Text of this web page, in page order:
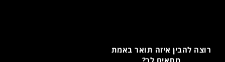
רוצה להבין איזה תואר באמת
מתאים לך?